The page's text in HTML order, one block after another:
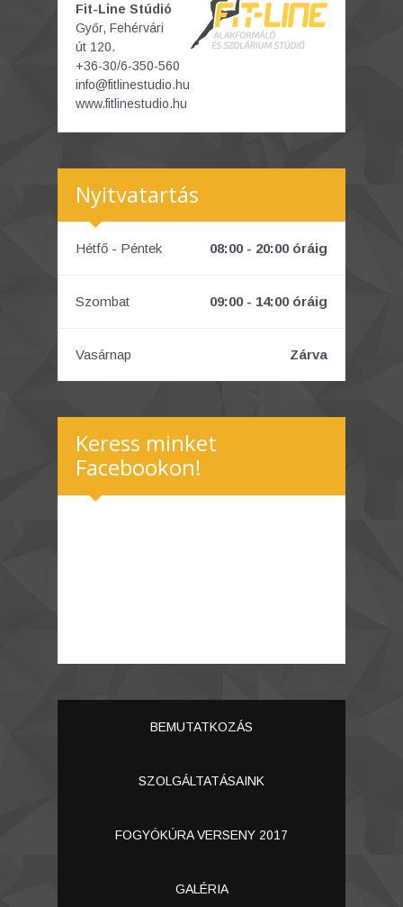
Fit-Line Stúdió
Győr, Fehérvári
út 120.
+36-30/6-350-560
info@fitlinestudio.hu
www.fitlinestudio.hu
Nyitvatartás
Hétfő - Péntek 08:00 - 20:00 óráig
Szombat 09:00 - 14:00 óráig
Vasárnap Zárva
Keress minket
Facebookon!
BEMUTATKOZÁS
SZOLGÁLTATÁSAINK
FOGYÓKÚRA VERSENY 2017
GALÉRIA